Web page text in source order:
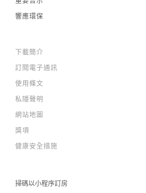
響應環保
下載簡介
訂閱電子通訊
使用條文
私隱聲明
網站地圖
獎項
健康安全措施
掃碼以小程序訂房